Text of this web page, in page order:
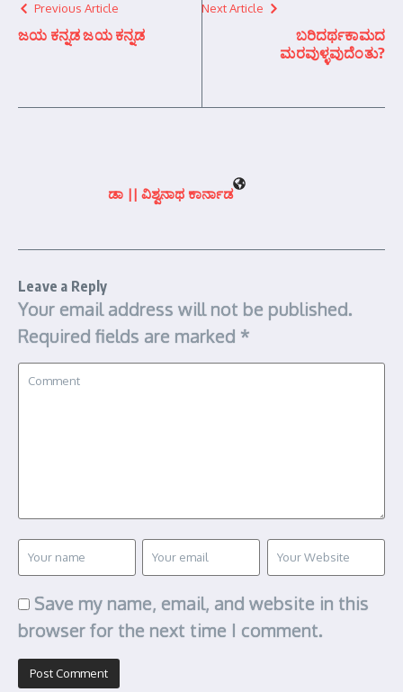
Previous Article
ಜಯ ಕನ್ನಡ ಜಯ ಕನ್ನಡ
Next Article
ಬರಿದರ್ಥಕಾಮದ
ಮರವುಳ್ಳವುದೆಂತು?
ಡಾ || ವಿಶ್ವನಾಥ ಕಾರ್ನಾಡ
Leave a Reply
Your email address will not be published.
Required fields are marked *
Save my name, email, and website in this
browser for the next time I comment.